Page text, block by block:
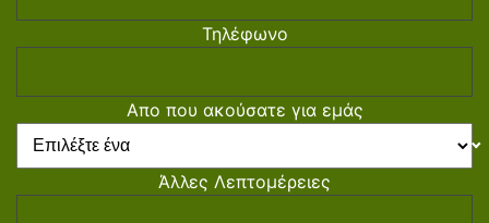
Τηλέφωνο
Απο που ακούσατε για εμάς
Άλλες Λεπτομέρειες